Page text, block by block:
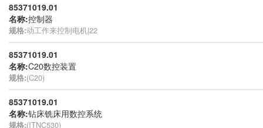
85371019.01
名称:控制器
规格:动工作来控制电机|22
85371019.01
名称:C20数控装置
规格:(C20)
85371019.01
名称:钻床铣床用数控系统
规格:(ITNC530)